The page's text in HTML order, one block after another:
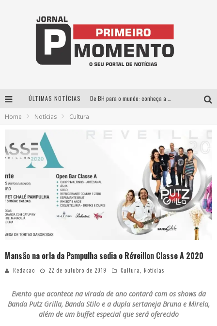
ÚLTIMAS NOTÍCIAS
Esplanada fica pequena e CÊ TÁ DOIDO FESTIVAL anuncia mudança para o gramado do Mineirão
Home Notícias Cultura
Mansão na orla da Pampulha sedia o Réveillon Classe A 2020
Redacao 22 de outubro de 2019 Cultura, Notícias
Evento que acontece na virada de ano contará com os shows da
Banda Putz Grilla, Banda Stilo e a dupla sertaneja Bruna e Mirela,
além de um buffet especial que será oferecido